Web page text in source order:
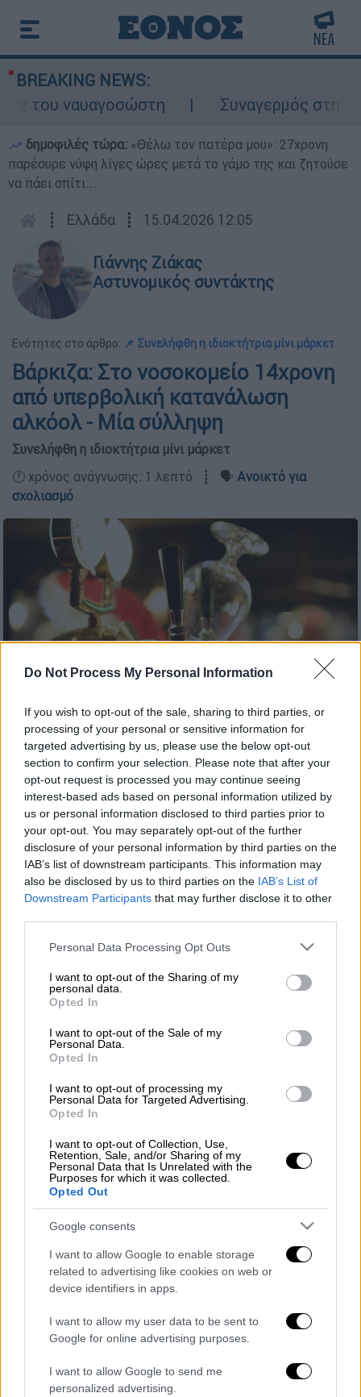
Do Not Process My Personal Information
If you wish to opt-out of the sale, sharing to third parties, or
processing of your personal or sensitive information for
targeted advertising by us, please use the below opt-out
section to confirm your selection. Please note that after your
opt-out request is processed you may continue seeing
interest-based ads based on personal information utilized by
us or personal information disclosed to third parties prior to
your opt-out. You may separately opt-out of the further
disclosure of your personal information by third parties on the
IAB’s list of downstream participants. This information may
also be disclosed by us to third parties on the IAB’s List of
Downstream Participants that may further disclose it to other
Please note that this website/app uses one or more Google
not limited to your visit or usage behaviour. You may click to
grant or deny consent to Google and its third-party tags to
use your data for below specified purposes in below Google
consent section.
Personal Data Processing Opt Outs
I want to opt-out of the Sharing of my
personal data.
Opted In
I want to opt-out of the Sale of my
Personal Data.
Opted In
I want to opt-out of processing my
Personal Data for Targeted Advertising.
Opted In
I want to opt-out of Collection, Use,
Retention, Sale, and/or Sharing of my
Personal Data that Is Unrelated with the
Purposes for which it was collected.
Opted Out
Google consents
I want to allow Google to enable storage
related to advertising like cookies on web or
device identifiers in apps.
I want to allow my user data to be sent to
Google for online advertising purposes.
I want to allow Google to send me
personalized advertising.
BREAKING NEWS:
του ναυαγοσώστη
Συναγερμός στην
δημοφιλές τώρα: «Θέλω τον πατέρα μου»: 27χρονη
παρέσυρε νύφη λίγες ώρες μετά το γάμο της και ζητούσε
να πάει σπίτι...
┋ Ελλάδα ┋ 15.04.2026 12:05
Γιάννης Ζιάκας
Αστυνομικός συντάκτης
Ενότητες στο άρθρο: 📌 Συνελήφθη η ιδιοκτήτρια μίνι μάρκετ
Βάρκιζα: Στο νοσοκομείο 14χρονη
από υπερβολική κατανάλωση
αλκόολ - Μία σύλληψη
Συνελήφθη η ιδιοκτήτρια μίνι μάρκετ
🕛 χρόνος ανάγνωσης: 1 λεπτό ┋ 🗣️ Ανοικτό για
σχολιασμό
Προσθέστε το ΕΘΝΟΣ στη Google
Στο νοσοκομείο Παίδων«Αγλαΐα Κυριακού»
χρειάστηκε να νοσηλευθεί ένα 14χρονο
κορίτσι ύστερα απόκατανάλωσηαλκοόλ
οποίο είχε προμηθευτεί από μίνι μάρκετ μαζί
με έναν 15χρονο φίλο της, το βράδυ της
Τρίτης.
Συνελήφθη η ιδιοκτήτρια μίνι μάρκετ
Σύμφωνα με αστυνομικές πηγές, τα δύο
ανήλικα παιδιά προμηθεύτηκαν ποσότητες
αλκοόλαπό μίνι μάρκετ στην περιοχή της
κατανάλωσαν ποσότητες αλκοολούχων
ποτών,το 14χρονο κορίτσι ένιωσε
ΕΚΑΒ το οποίο την μετέφερε στο
νοσοκομείο.
Σύμφωνα με τις πρώτες πληροφορίες, το
ανήλικο κορίτσι χρειάστηκε να δεχθεί
φροντίδα από τους γιατρούς του
νοσοκομείου, ενώ οι Αρχέςπροχώρησαν στη
σύλληψη της 58χρονης ιδιοκτήτριας του μίνι
μάρκετ.
Τα σχολιά σας δημοσιεύονται άμεσα με δική σας ευθύνη. Το